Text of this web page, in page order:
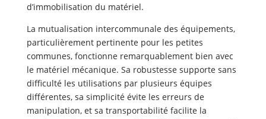
d’immobilisation du matériel.
La mutualisation intercommunale des équipements,
particulièrement pertinente pour les petites
communes, fonctionne remarquablement bien avec
le matériel mécanique. Sa robustesse supporte sans
difficulté les utilisations par plusieurs équipes
différentes, sa simplicité évite les erreurs de
manipulation, et sa transportabilité facilite la